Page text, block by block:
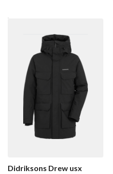
Didriksons Drew usx